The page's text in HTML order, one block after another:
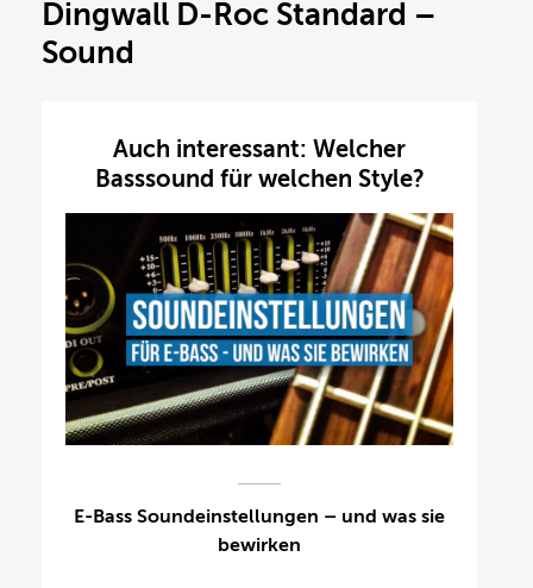
Dingwall D-Roc Standard –
Sound
Auch interessant: Welcher
Basssound für welchen Style?
E-Bass Soundeinstellungen – und was sie
bewirken